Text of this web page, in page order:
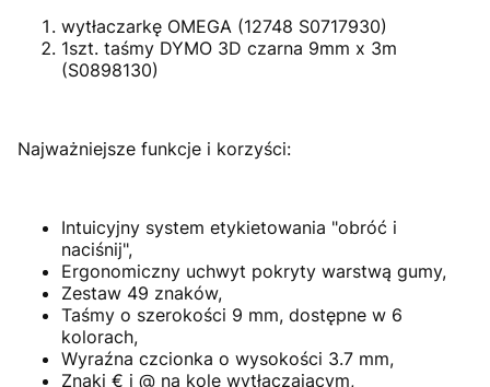
wytłaczarkę OMEGA (12748 S0717930)
1szt. taśmy DYMO 3D czarna 9mm x 3m
(S0898130)
Najważniejsze funkcje i korzyści:
Intuicyjny system etykietowania "obróć i
naciśnij",
Ergonomiczny uchwyt pokryty warstwą gumy,
Zestaw 49 znaków,
Taśmy o szerokości 9 mm, dostępne w 6
kolorach,
Wyraźna czcionka o wysokości 3.7 mm,
Znaki € i @ na kole wytłaczającym,